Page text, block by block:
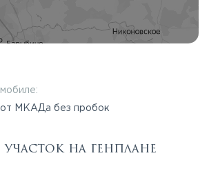
от МКАДа без пробок
на генплане